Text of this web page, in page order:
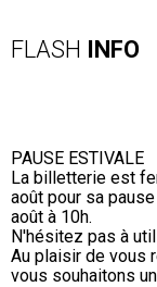
FLASH INFO
PAUSE ESTIVALE
La billetterie est
août pour sa
août à 10h.
N'hésitez pas à
Au plaisir de vous
vous souhaitons